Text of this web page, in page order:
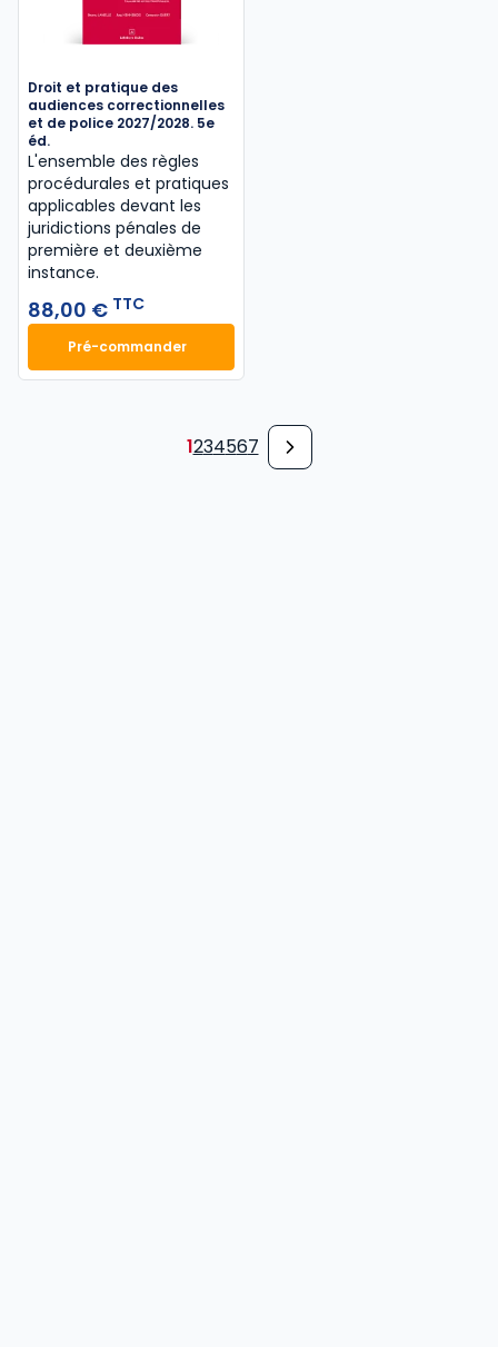
Droit et pratique des
audiences correctionnelles
et de police 2027/2028. 5e
éd.
L'ensemble des règles
procédurales et pratiques
applicables devant les
juridictions pénales de
première et deuxième
instance.
88,00 € TTC
Pré-commanderDroit et pratique des audiences correctionnelles
1234567